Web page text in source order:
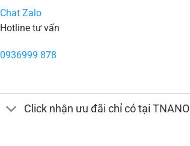
Chat Zalo
Hotline tư vấn
0936999 878
Click nhận ưu đãi chỉ có tại TNANO